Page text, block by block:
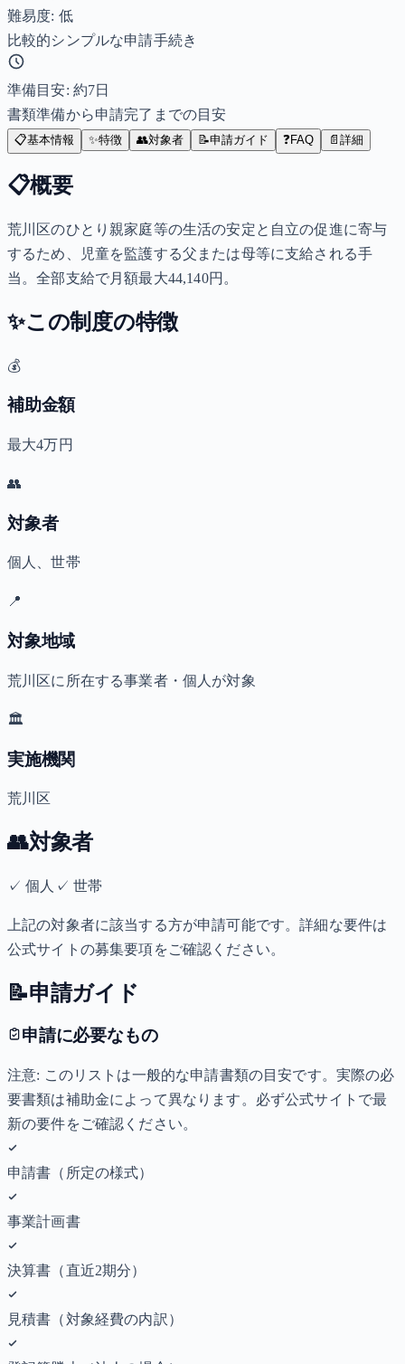
難易度: 低
比較的シンプルな申請手続き
準備目安: 約7日
書類準備から申請完了までの目安
📋基本情報 ✨特徴 👥対象者 📝申請ガイド ❓FAQ 📄 詳細
📋概要
荒川区のひとり親家庭等の生活の安定と自立の促進に寄与
するため、児童を監護する父または母等に支給される手
当。全部支給で月額最大44,140円。
✨この制度の特徴
💰
補助金額
最大4万円
👥
対象者
個人、世帯
📍
対象地域
荒川区に所在する事業者・個人が対象
🏛️
実施機関
荒川区
👥対象者
✓個人 ✓ 世帯
上記の対象者に該当する方が申請可能です。詳細な要件は
公式サイトの募集要項をご確認ください。
📝申請ガイド
申請に必要なもの
注意: このリストは一般的な申請書類の目安です。実際の必
要書類は補助金によって異なります。必ず公式サイトで最
新の要件をご確認ください。
申請書（所定の様式）
事業計画書
決算書（直近2期分）
見積書（対象経費の内訳）